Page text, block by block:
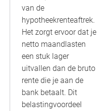
van de
hypotheekrenteaftrek.
Het zorgt ervoor dat je
netto maandlasten
een stuk lager
uitvallen dan de bruto
rente die je aan de
bank betaalt. Dit
belastingvoordeel